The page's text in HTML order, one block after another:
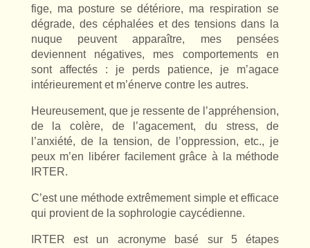
fige, ma posture se détériore, ma respiration se
dégrade, des céphalées et des tensions dans la
nuque peuvent apparaître, mes pensées
deviennent négatives, mes comportements en
sont affectés : je perds patience, je m’agace
intérieurement et m’énerve contre les autres.
Heureusement, que je ressente de l’appréhension,
de la colère, de l’agacement, du stress, de
l’anxiété, de la tension, de l’oppression, etc., je
peux m’en libérer facilement grâce à la méthode
IRTER.
C’est une méthode extrêmement simple et efficace
qui provient de la sophrologie caycédienne.
IRTER est un acronyme basé sur 5 étapes